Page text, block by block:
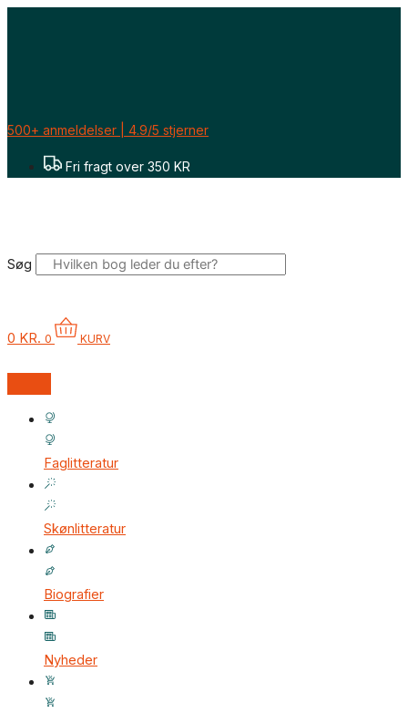
Gå
500+ anmeldelser | 4.9/5 stjerner
Fri fragt over 350 KR
Søg
0 KR. 0 KURV
Faglitteratur
Skønlitteratur
Biografier
Nyheder